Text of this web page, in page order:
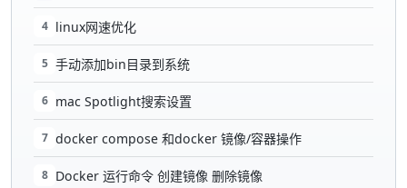
4 linux网速优化
5 手动添加bin目录到系统
6 mac Spotlight搜索设置
7 docker compose 和docker 镜像/容器操作
8 Docker 运行命令 创建镜像 删除镜像